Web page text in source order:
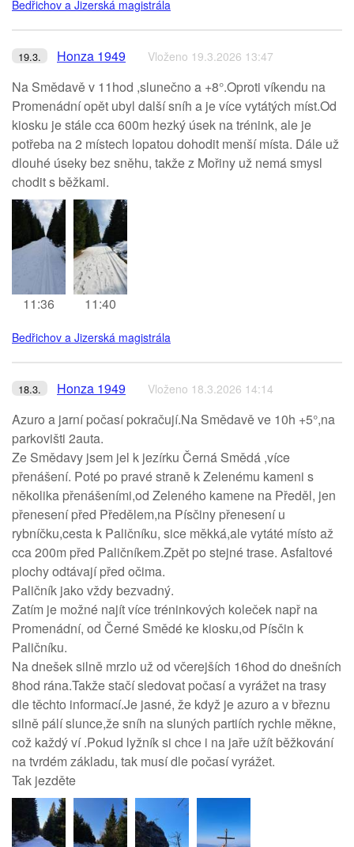
Bedřichov a Jizerská magistrála
19.3. Honza 1949 Vloženo 19.3.2026 13:47
Na Smědavě v 11hod ,slunečno a +8°.Oproti víkendu na
Promenádní opět ubyl další sníh a je více vytátých míst.Od
kiosku je stále cca 600m hezký úsek na trénink, ale je
potřeba na 2 místech lopatou dohodit menší místa. Dále už
dlouhé úseky bez sněhu, takže z Mořiny už nemá smysl
chodit s běžkami.
11:36 11:40
Bedřichov a Jizerská magistrála
18.3. Honza 1949 Vloženo 18.3.2026 14:14
Azuro a jarní počasí pokračují.Na Smědavě ve 10h +5°,na
parkovišti 2auta.
Ze Smědavy jsem jel k jezírku Černá Smědá ,více
přenášení. Poté po pravé straně k Zelenému kameni s
několika přenášeními,od Zeleného kamene na Předěl, jen
přenesení před Předělem,na Písčiny přenesení u
rybníčku,cesta k Paličníku, sice měkká,ale vytáté místo až
cca 200m před Paličníkem.Zpět po stejné trase. Asfaltové
plochy odtávají před očima.
Paličník jako vždy bezvadný.
Zatím je možné najít více tréninkových koleček např na
Promenádní, od Černé Smědé ke kiosku,od Písčin k
Paličníku.
Na dnešek silně mrzlo už od včerejších 16hod do dnešních
8hod rána.Takže stačí sledovat počasí a vyrážet na trasy
dle těchto informací.Je jasné, že když je azuro a v březnu
silně pálí slunce,že sníh na sluných partiích rychle měkne,
což každý ví .Pokud lyžník si chce i na jaře užít běžkování
na tvrdém základu, tak musí dle počasí vyrážet.
Tak jezděte